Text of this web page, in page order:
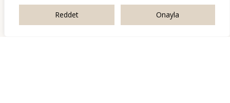
Reddet Onayla
YASAL UYARI|GİZLİLİK POLİTİKASI|ÇEREZ POLİTİKASI|
KVKK AYDINLATMA METNİ